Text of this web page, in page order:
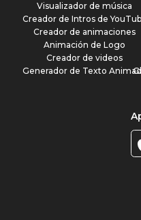
Visualizador de música
Creador de Intros de
Creador de animaciones
Animación de Logo
Creador de videos
Generador de Texto